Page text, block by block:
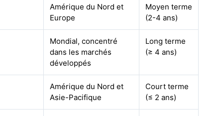
Amérique du Nord et
Europe
Moyen terme
(2-4 ans)
Mondial, concentré
dans les marchés
développés
Long terme
(≥ 4 ans)
Amérique du Nord et
Asie-Pacifique
Court terme
(≤ 2 ans)